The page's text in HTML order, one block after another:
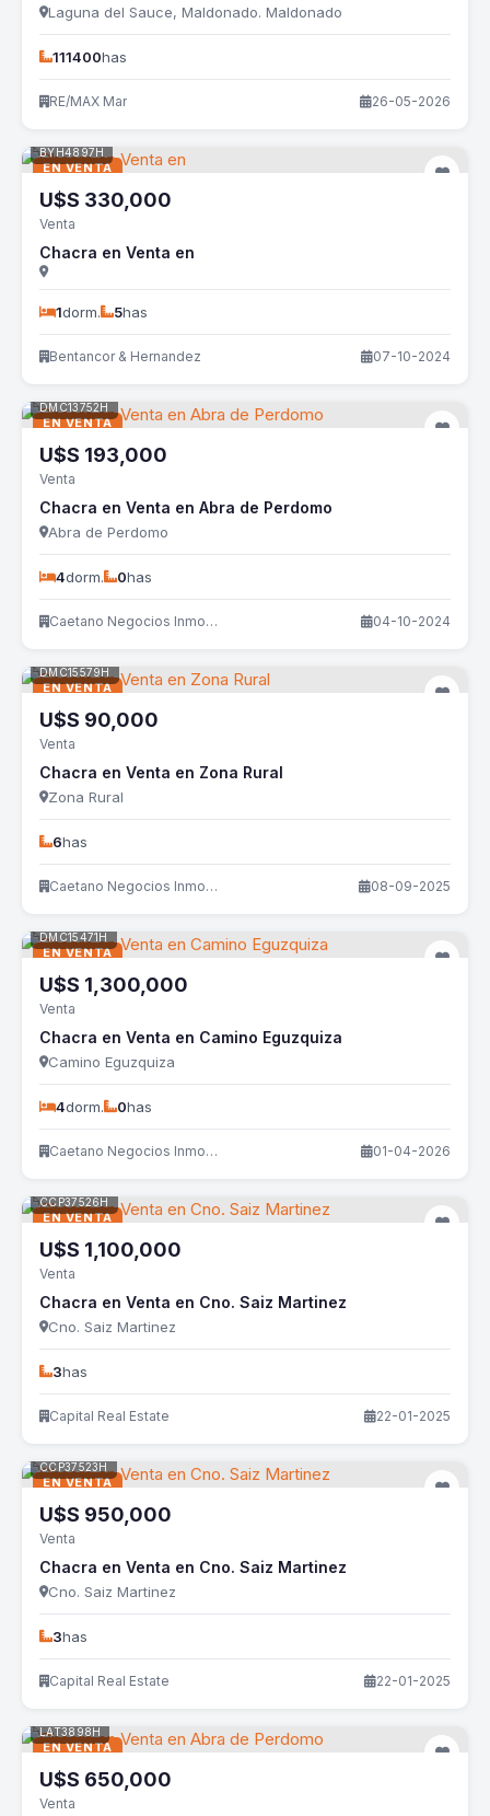
Laguna del Sauce, Maldonado. Maldonado
111400has
RE/MAX Mar 26-05-2026
EN VENTA
BYH4897H
U$S 330,000
Venta
Chacra en Venta en
1dorm. 5has
Bentancor & Hernandez 07-10-2024
EN VENTA
DMC13752H
U$S 193,000
Venta
Chacra en Venta en Abra de Perdomo
Abra de Perdomo
4dorm. 0has
Caetano Negocios Inmobiliarios 04-10-2024
EN VENTA
DMC15579H
U$S 90,000
Venta
Chacra en Venta en Zona Rural
Zona Rural
6has
Caetano Negocios Inmobiliarios 08-09-2025
EN VENTA
DMC15471H
U$S 1,300,000
Venta
Chacra en Venta en Camino Eguzquiza
Camino Eguzquiza
4dorm. 0has
Caetano Negocios Inmobiliarios 01-04-2026
EN VENTA
CCP37526H
U$S 1,100,000
Venta
Chacra en Venta en Cno. Saiz Martinez
Cno. Saiz Martinez
3has
Capital Real Estate 22-01-2025
EN VENTA
CCP37523H
U$S 950,000
Venta
Chacra en Venta en Cno. Saiz Martinez
Cno. Saiz Martinez
3has
Capital Real Estate 22-01-2025
EN VENTA
LAT3898H
U$S 650,000
Venta